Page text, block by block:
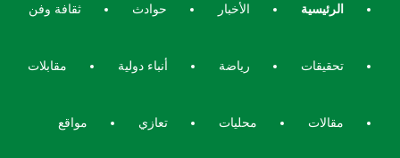
الرئيسية الأخبار حوادث ثقافة وفن
تحقيقات رياضة أنباء دولية مقابلات
مقالات محليات تعازي مواقع